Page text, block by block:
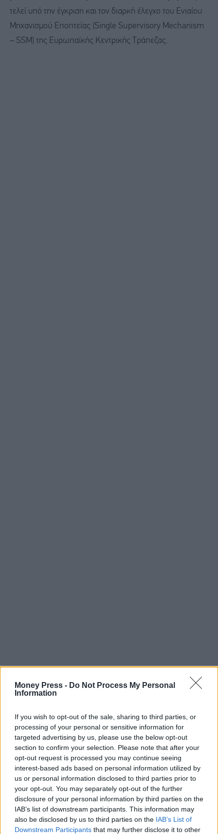
Money Press - Do Not Process My Personal
Information
If you wish to opt-out of the sale, sharing to third parties, or
processing of your personal or sensitive information for
targeted advertising by us, please use the below opt-out
section to confirm your selection. Please note that after your
opt-out request is processed you may continue seeing
interest-based ads based on personal information utilized by
us or personal information disclosed to third parties prior to
your opt-out. You may separately opt-out of the further
disclosure of your personal information by third parties on the
IAB’s list of downstream participants. This information may
also be disclosed by us to third parties on the IAB’s List of
Downstream Participants that may further disclose it to other
τελεί υπό την έγκριση και τον διαρκή έλεγχο του Ενιαίου
Μηχανισμού Εποπτείας (Single Supervisory Mechanism
– SSM) της Ευρωπαϊκής Κεντρικής Τράπεζας.